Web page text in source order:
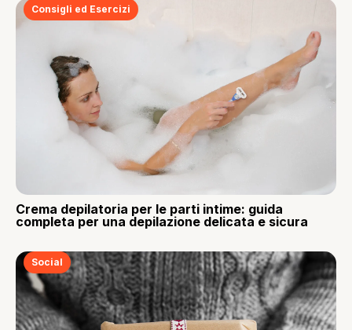
Consigli ed Esercizi
Crema depilatoria per le parti intime: guida
completa per una depilazione delicata e sicura
Social